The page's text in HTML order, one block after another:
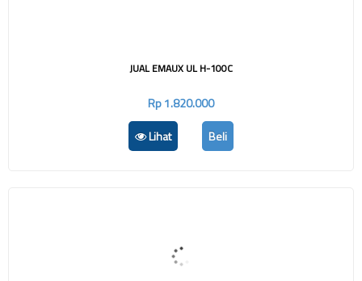
JUAL EMAUX UL H-100C
Rp 1.820.000
Lihat
Beli